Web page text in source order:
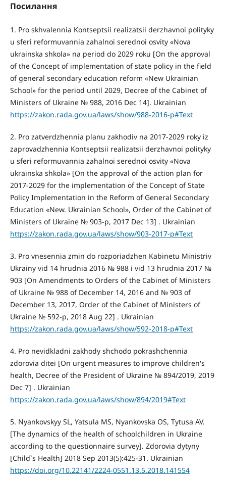
Посилання
1. Pro skhvalennia Kontseptsii realizatsii derzhavnoi polityky
u sferi reformuvannia zahalnoi serednoi osvity «Nova
ukrainska shkola» na period do 2029 roku [On the approval
of the Concept of implementation of state policy in the field
of general secondary education reform «New Ukrainian
School» for the period until 2029, Decree of the Cabinet of
Ministers of Ukraine № 988, 2016 Dec 14]. Ukrainian
https://zakon.rada.gov.ua/laws/show/988-2016-р#Text
2. Pro zatverdzhennia planu zakhodiv na 2017-2029 roky iz
zaprovadzhennia Kontseptsii realizatsii derzhavnoi polityky
u sferi reformuvannia zahalnoi serednoi osvity «Nova
ukrainska shkola» [On the approval of the action plan for
2017-2029 for the implementation of the Concept of State
Policy Implementation in the Reform of General Secondary
Education «New. Ukrainian School», Order of the Cabinet of
Ministers of Ukraine № 903-р, 2017 Dec 13] . Ukrainian
https://zakon.rada.gov.ua/laws/show/903-2017-р#Text
3. Pro vnesennia zmin do rozporiadzhen Kabinetu Ministriv
Ukrainy vid 14 hrudnia 2016 № 988 i vid 13 hrudnia 2017 №
903 [On Amendments to Orders of the Cabinet of Ministers
of Ukraine № 988 of December 14, 2016 and № 903 of
December 13, 2017, Order of the Cabinet of Ministers of
Ukraine № 592-р, 2018 Aug 22] . Ukrainian
https://zakon.rada.gov.ua/laws/show/592-2018-р#Text
4. Pro nevidkladni zakhody shchodo pokrashchennia
zdorovia ditei [On urgent measures to improve children's
health, Decree of the President of Ukraine № 894/2019, 2019
Dec 7] . Ukrainian
https://zakon.rada.gov.ua/laws/show/894/2019#Text
5. Nyankovskyy SL, Yatsula MS, Nyankovska OS, Tytusa AV.
[The dynamics of the health of schoolchildren in Ukraine
according to the questionnaire survey]. Zdorovia dytyny
[Child`s Health] 2018 Sep 2013(5):425-31. Ukrainian
https://doi.org/10.22141/2224-0551.13.5.2018.141554